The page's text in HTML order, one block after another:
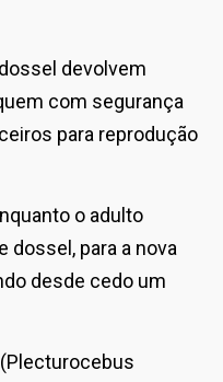
devolvem
com segurança
para reprodução
o adulto
dossel, para a nova
desde cedo um